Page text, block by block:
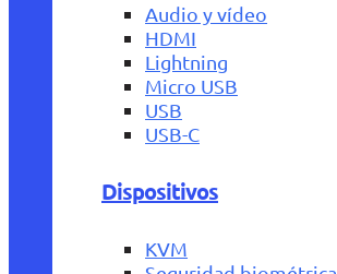
Audio y vídeo
HDMI
Lightning
Micro USB
USB
USB-C
Dispositivos
KVM